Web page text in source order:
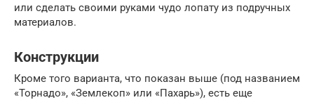
или сделать своими руками чудо лопату из подручных
материалов.
Конструкции
Кроме того варианта, что показан выше (под названием
«Торнадо», «Землекоп» или «Пахарь»), есть еще